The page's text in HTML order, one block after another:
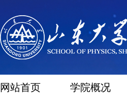
网站首页 学院概况